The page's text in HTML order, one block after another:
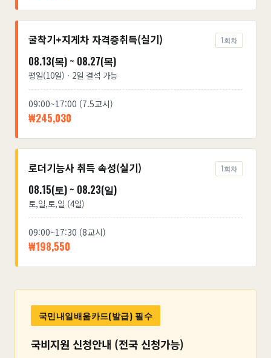
굴착기+지게차 자격증취득(실기) 1회차
08.13(목) ~ 08.27(목)
평일(10일) · 2일 결석 가능
09:00~17:00 (7.5교시)
₩245,030
로더기능사 취득 속성(실기) 1회차
08.15(토) ~ 08.23(일)
토,일,토,일 (4일)
09:00~17:30 (8교시)
₩198,550
국민내일배움카드(발급) 필수
국비지원 신청안내 (전국 신청가능)